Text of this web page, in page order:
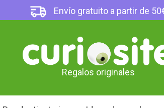
Envío gratuito a partir de
Regalos originales